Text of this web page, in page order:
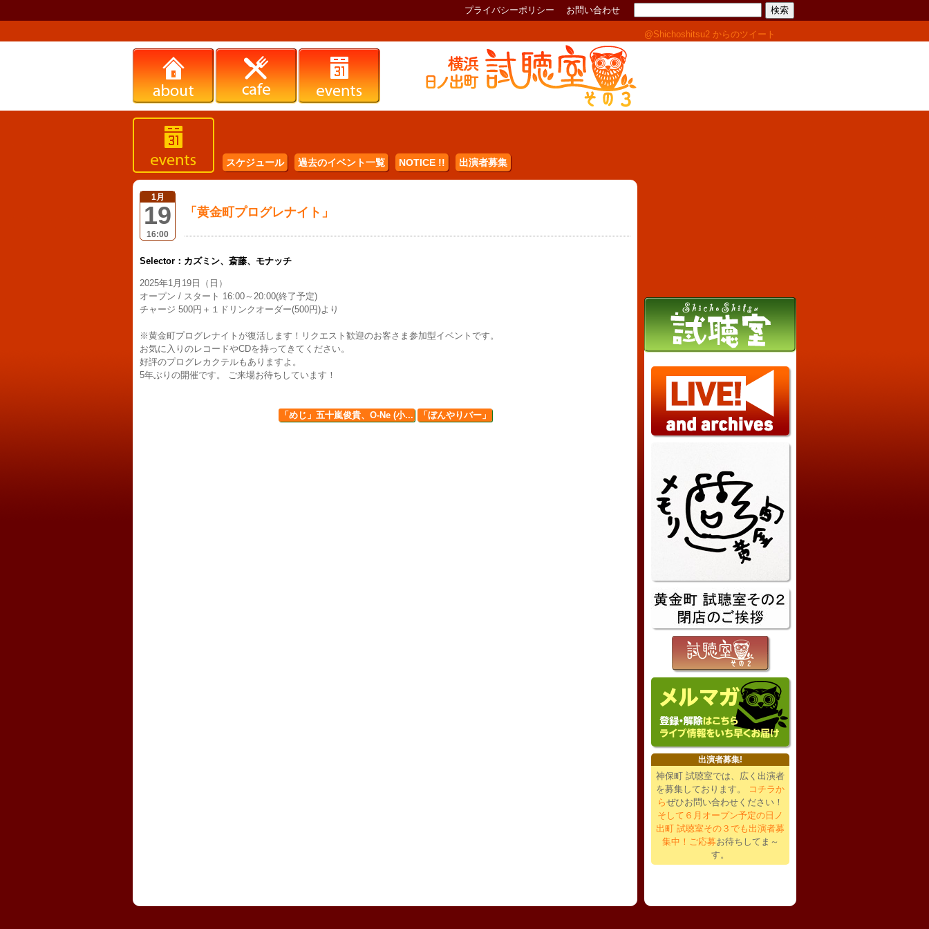
スケジュール 過去のイベント一覧 NOTICE !! 出演者募集
1月
19
16:00
「黄金町プログレナイト」
Selector：カズミン、斎藤、モナッチ
2025年1月19日（日）
オープン / スタート 16:00～20:00(終了予定)
チャージ 500円＋１ドリンクオーダー(500円)より
※黄金町プログレナイトが復活します！リクエスト歓迎のお客さま参加型イベントです。
お気に入りのレコードやCDを持ってきてください。
好評のプログレカクテルもありますよ。
5年ぶりの開催です。 ご来場お待ちしています！
「めじ」五十嵐俊貴、O-Ne (小... 「ぼんやりバー」
出演者募集!
神保町 試聴室では、広く出演者
を募集しております。
コチラか
らぜひお問い合わせください！
そして６月オープン予定の日ノ
出町 試聴室その３でも出演者募
集中！ご応募お待ちしてま～
す。
@Shichoshitsu2 からのツイート
プライバシーポリシー お問い合わせ